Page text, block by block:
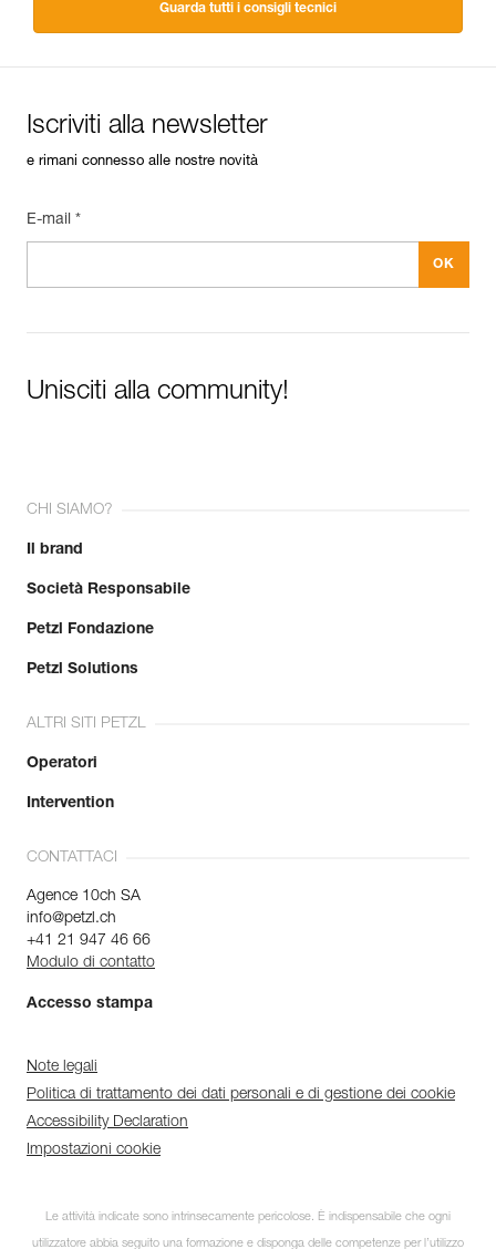
Guarda tutti i consigli tecnici
Iscriviti alla newsletter
e rimani connesso alle nostre novità
E-mail *
Unisciti alla community!
CHI SIAMO?
Il brand
Società Responsabile
Petzl Fondazione
Petzl Solutions
ALTRI SITI PETZL
Operatori
Intervention
CONTATTACI
Agence 10ch SA
info@petzl.ch
+41 21 947 46 66
Modulo di contatto
Accesso stampa
Note legali
Politica di trattamento dei dati personali e di gestione dei cookie
Accessibility Declaration
Impostazioni cookie
Le attività indicate sono intrinsecamente pericolose. È indispensabile che ogni
utilizzatore abbia seguito una formazione e disponga delle competenze per l’utilizzo